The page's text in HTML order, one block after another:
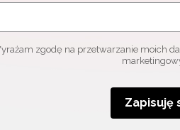
zgodę na przetwarzanie moich
Zapisuję